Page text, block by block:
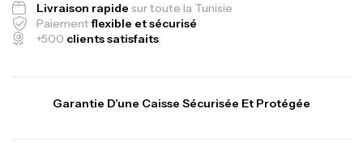
Livraison rapide sur toute la Tunisie
Paiementflexible et sécurisé
+500 clients satisfaits
Garantie D’une Caisse Sécurisée Et Protégée
د.ت379,000
Bagagerie,Surfcasting